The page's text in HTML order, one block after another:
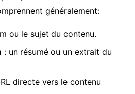
généralement:
ou le sujet du contenu.
: un résumé ou un extrait du
directe vers le contenu